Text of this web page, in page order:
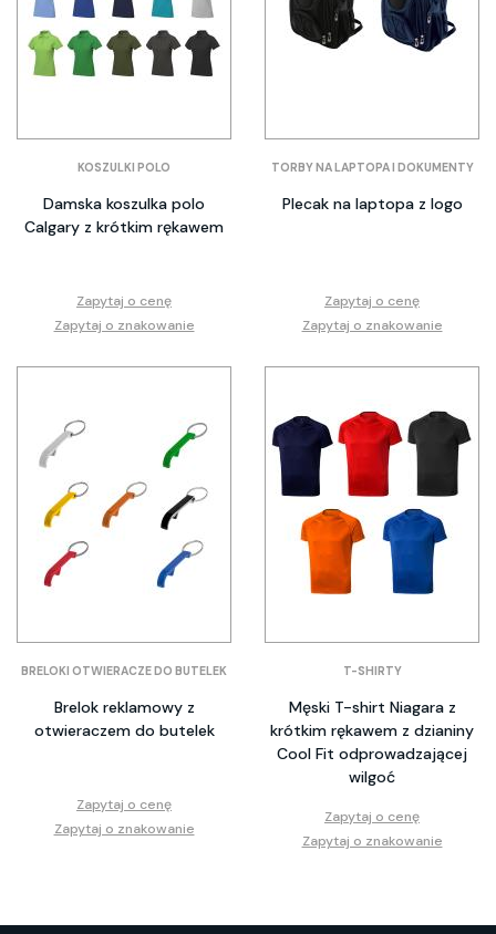
KOSZULKI POLO
Damska koszulka polo
Calgary z krótkim rękawem
Zapytaj o cenę
Zapytaj o znakowanie
TORBY NA LAPTOPA I DOKUMENTY
Plecak na laptopa z logo
Zapytaj o cenę
Zapytaj o znakowanie
BRELOKI OTWIERACZE DO BUTELEK
Brelok reklamowy z
otwieraczem do butelek
Zapytaj o cenę
Zapytaj o znakowanie
T-SHIRTY
Męski T-shirt Niagara z
krótkim rękawem z dzianiny
Cool Fit odprowadzającej
wilgoć
Zapytaj o cenę
Zapytaj o znakowanie